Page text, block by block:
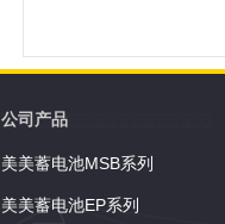
公司产品
美美蓄电池MSB系列
美美蓄电池EP系列